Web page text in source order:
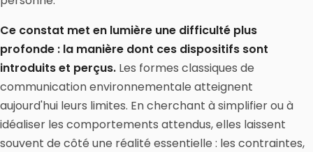
Ce constat met en lumière une difficulté plus
profonde : la manière dont ces dispositifs sont
introduits et perçus. Les formes classiques de
communication environnementale atteignent
aujourd'hui leurs limites. En cherchant à simplifier ou à
idéaliser les comportements attendus, elles laissent
souvent de côté une réalité essentielle : les contraintes,